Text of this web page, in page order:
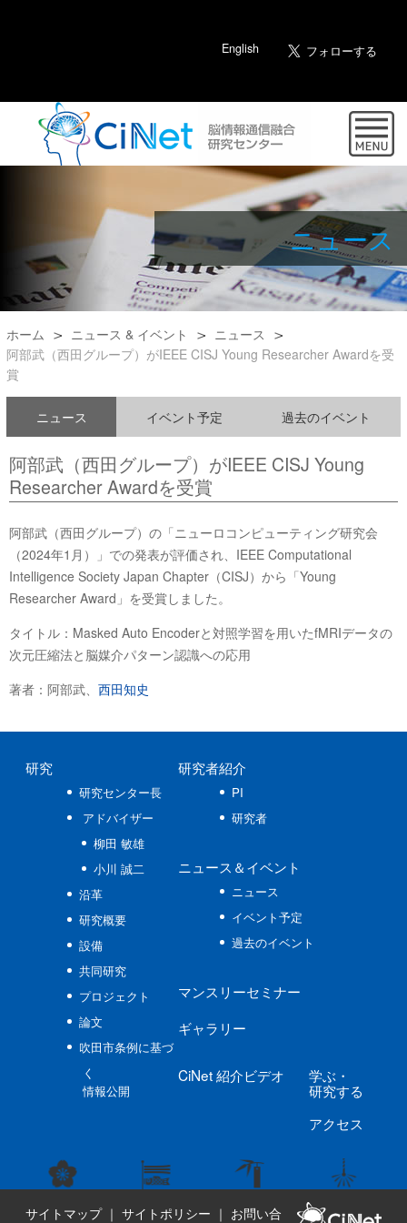
English
ニュース
ホーム ニュース & イベント
ニュース
阿部武（西田グループ）がIEEE CISJ Young Researcher Awardを受
賞
ニュース イベント予定 過去のイベント
阿部武（西田グループ）がIEEE CISJ Young
Researcher Awardを受賞
阿部武（西田グループ）の「ニューロコンピューティング研究会
（2024年1月）」での発表が評価され、IEEE Computational
Intelligence Society Japan Chapter（CISJ）から「Young
Researcher Award」を受賞しました。
タイトル：Masked Auto Encoderと対照学習を用いたfMRIデータの
次元圧縮法と脳媒介パターン認識への応用
著者：阿部武、 西田知史
研究
研究センター長
アドバイザー
柳田 敏雄
小川 誠二
沿革
研究概要
設備
共同研究
プロジェクト
論文
吹田市条例に基づ
く
情報公開
研究者紹介
PI
研究者
ニュース ＆イベント
ニュース
イベント予定
過去のイベント
マンスリーセミナー
ギャラリー
CiNet紹介ビデオ 学ぶ ・
研究する
アクセス
サイトマップ｜ サイトポリシー ｜ お問い合